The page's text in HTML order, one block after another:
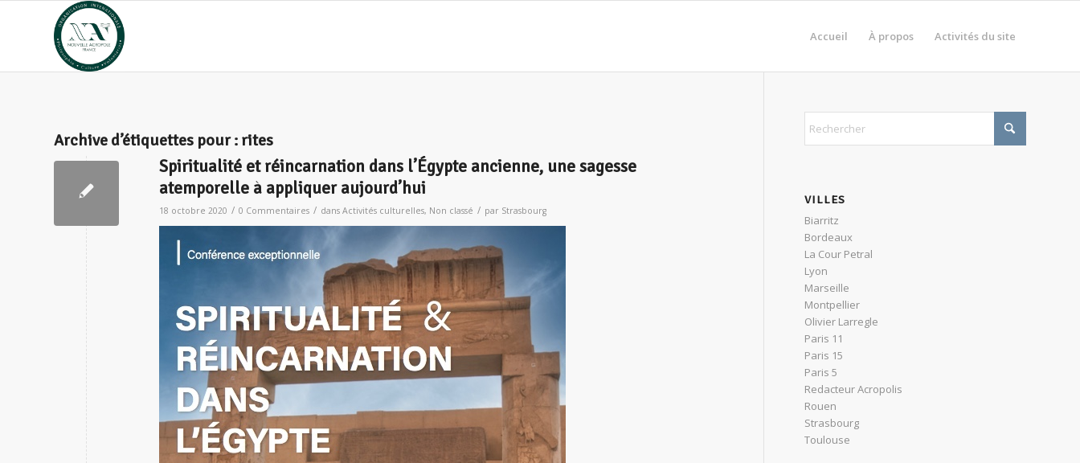
Accueil À propos Activités du site
Archive d’étiquettes pour : rites
Spiritualité et réincarnation dans l’Égypte ancienne, une sagesse
atemporelle à appliquer aujourd’hui
18 octobre 2020 / 0 Commentaires / dans Activités culturelles, Non classé / par Strasbourg
VILLES
Biarritz
Bordeaux
La Cour Petral
Lyon
Marseille
Montpellier
Olivier Larregle
Paris 11
Paris 15
Paris 5
Redacteur Acropolis
Rouen
Strasbourg
Toulouse